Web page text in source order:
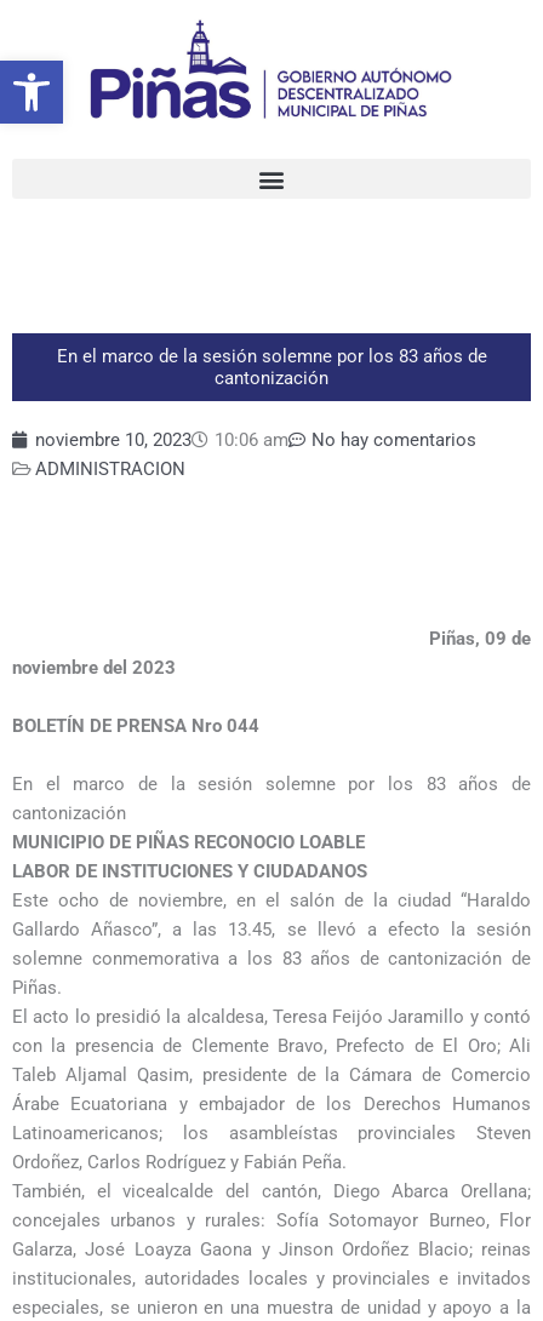
Abrir barra de herramientas
contenido
En el marco de la sesión solemne por los 83 años de
cantonización
noviembre 10, 2023 10:06 am
No hay comentarios
ADMINISTRACION
Piñas, 09 de
noviembre del 2023
BOLETÍN DE PRENSA Nro 044
En el marco de la sesión solemne por los 83 años de
cantonización
MUNICIPIO DE PIÑAS RECONOCIO LOABLE
LABOR DE INSTITUCIONES Y CIUDADANOS
Este ocho de noviembre, en el salón de la ciudad “Haraldo
Gallardo Añasco”, a las 13.45, se llevó a efecto la sesión
solemne conmemorativa a los 83 años de cantonización de
Piñas.
El acto lo presidió la alcaldesa, Teresa Feijóo Jaramillo y contó
con la presencia de Clemente Bravo, Prefecto de El Oro; Ali
Taleb Aljamal Qasim, presidente de la Cámara de Comercio
Árabe Ecuatoriana y embajador de los Derechos Humanos
Latinoamericanos; los asambleístas provinciales Steven
Ordoñez, Carlos Rodríguez y Fabián Peña.
También, el vicealcalde del cantón, Diego Abarca Orellana;
concejales urbanos y rurales: Sofía Sotomayor Burneo, Flor
Galarza, José Loayza Gaona y Jinson Ordoñez Blacio; reinas
institucionales, autoridades locales y provinciales e invitados
especiales, se unieron en una muestra de unidad y apoyo a la